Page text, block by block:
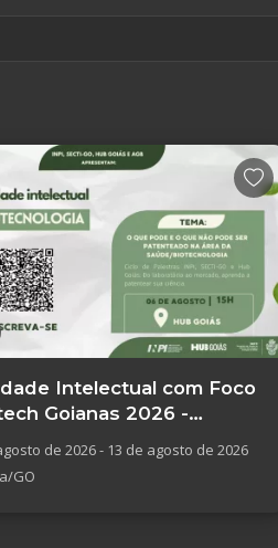
Intelectual com Foco
Goianas 2026 -
de 2026 - 13 de agosto de 2026
GO